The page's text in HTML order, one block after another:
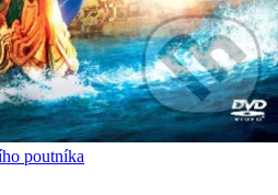
poutníka